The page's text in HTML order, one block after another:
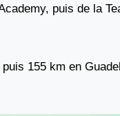
puis de la
155 km en